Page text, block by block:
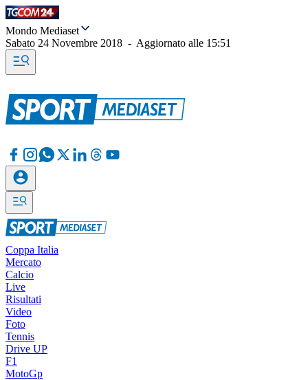
Mondo Mediaset
Sabato 24 Novembre 2018 - Aggiornato alle 15:51
Coppa Italia
Mercato
Calcio
Live
Risultati
Video
Foto
Tennis
Drive UP
F1
MotoGp